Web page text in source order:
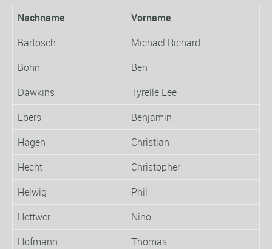
Nachname
Vorname
Bartosch
Michael Richard
Böhn
Ben
Dawkins
Tyrelle Lee
Ebers
Benjamin
Hagen
Christian
Hecht
Christopher
Helwig
Phil
Hettwer
Nino
Hofmann
Thomas